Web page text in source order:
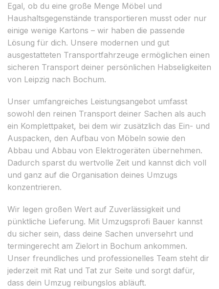
Egal, ob du eine große Menge Möbel und
Haushaltsgegenstände transportieren musst oder nur
einige wenige Kartons – wir haben die passende
Lösung für dich. Unsere modernen und gut
ausgestatteten Transportfahrzeuge ermöglichen einen
sicheren Transport deiner persönlichen Habseligkeiten
von Leipzig nach Bochum.
Unser umfangreiches Leistungsangebot umfasst
sowohl den reinen Transport deiner Sachen als auch
ein Komplettpaket, bei dem wir zusätzlich das Ein- und
Auspacken, den Aufbau von Möbeln sowie den
Abbau und Abbau von Elektrogeräten übernehmen.
Dadurch sparst du wertvolle Zeit und kannst dich voll
und ganz auf die Organisation deines Umzugs
konzentrieren.
Wir legen großen Wert auf Zuverlässigkeit und
pünktliche Lieferung. Mit Umzugsprofi Bauer kannst
du sicher sein, dass deine Sachen unversehrt und
termingerecht am Zielort in Bochum ankommen.
Unser freundliches und professionelles Team steht dir
jederzeit mit Rat und Tat zur Seite und sorgt dafür,
dass dein Umzug reibungslos abläuft.